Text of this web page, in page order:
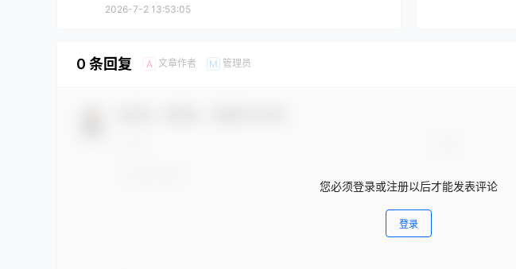
2026-7-2 13:53:05
0 条回复 A 文章作者 M 管理员
您必须登录或注册以后才能发表评论
登录